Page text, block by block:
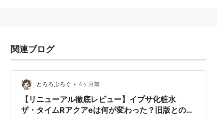
関連ブログ
とろろぶろぐ • 4ヶ月前
【リニューアル徹底レビュー】イプサ化粧水
ザ・タイムRアクアeは何が変わった？旧版との比